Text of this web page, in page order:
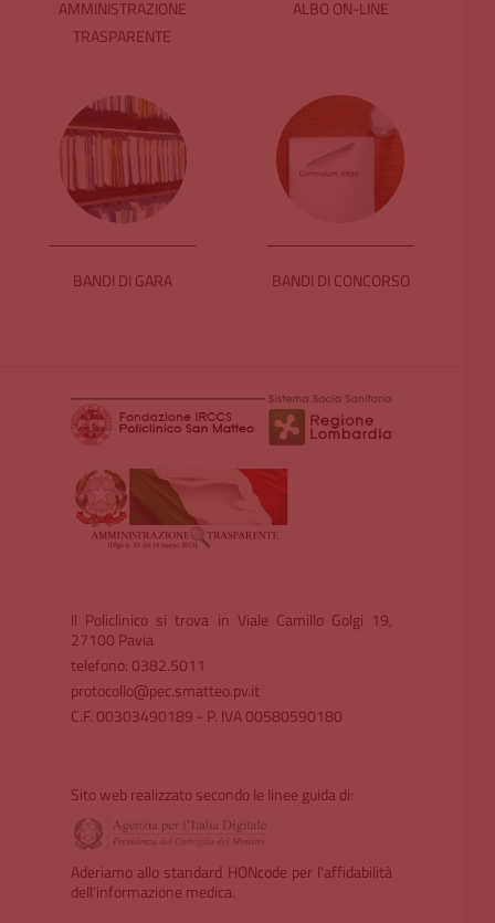
AMMINISTRAZIONE
TRASPARENTE
ALBO ON-LINE
BANDI DI GARA BANDI DI CONCORSO
Il Policlinico si trova in Viale Camillo Golgi 19,
27100 Pavia
telefono: 0382.5011
protocollo@pec.smatteo.pv.it
C.F. 00303490189 - P. IVA 00580590180
Sito web realizzato secondo le linee guida di:
Aderiamo allo standard HONcode per l'affidabilità
dell'informazione medica.